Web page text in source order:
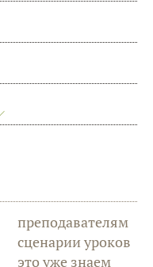
преподавателям
сценарии уроков
это уже знаем